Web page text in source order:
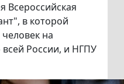
Всероссийская
в которой
на
России, и НГПУ